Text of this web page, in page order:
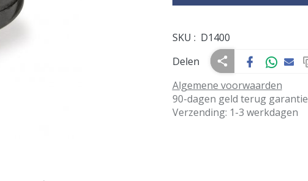
SKU : D1400
Delen
Algemene voorwaarden
90-dagen geld terug garantie
Verzending: 1-3 werkdagen